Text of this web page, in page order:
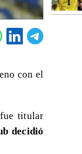
con el
titular
decidió